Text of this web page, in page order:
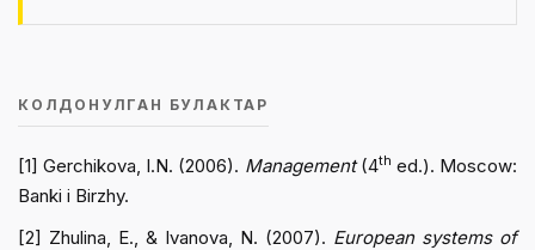
КОЛДОНУЛГАН БУЛАКТАР
[1] Gerchikova, I.N. (2006). Management(4th ed.). Moscow:
Banki i Birzhy.
[2] Zhulina, E., & Ivanova, N. (2007). European systems of